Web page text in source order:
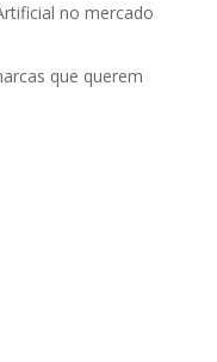
no mercado
que querem